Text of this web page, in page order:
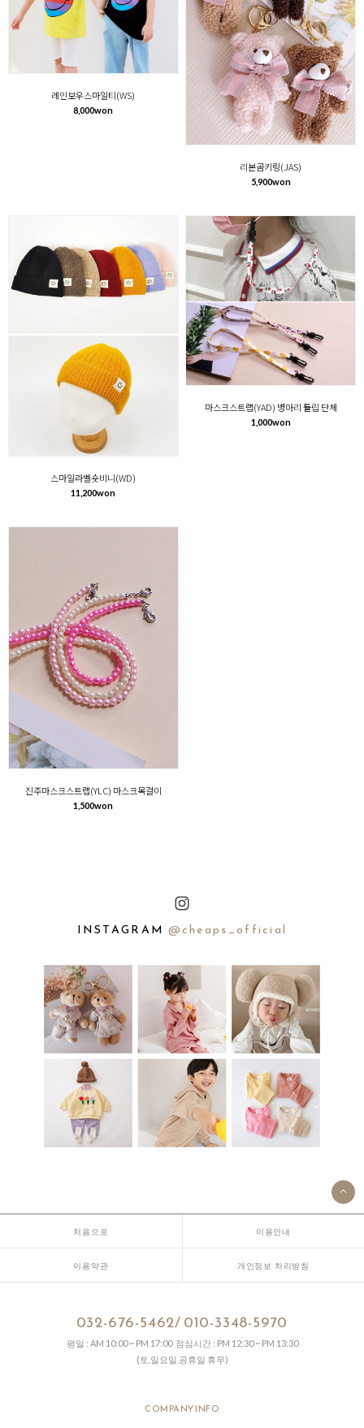
레인보우스마일티(WS)
8,000won
리본곰키링(JAS)
5,900won
스마일라벨숏비니(WD)
11,200won
마스크스트랩(YAD) 병아리 튤립 단체
1,000won
진주마스크스트랩(YLC) 마스크목걸이
1,500won
INSTAGRAM @cheaps_official
처음으로 이용안내
이용약관 개인정보 처리방침
032-676-5462/ 010-3348-5970
평일 : AM 10:00 ~ PM 17:00 점심시간 : PM 12:30 ~ PM 13:30
(토,일요일,공휴일 휴무)
COMPANY INFO